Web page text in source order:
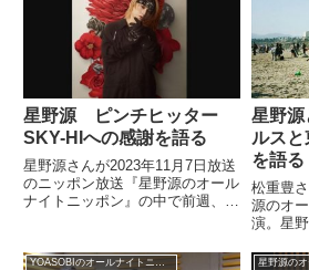
ポジショニングについて話してい
ました。
ANN で
ゲスト
星野源 ピンチヒッター
SKY-HIへの感謝を語る
星野源さんが2023年11月7日放送
のニッポン放送『星野源のオール
ナイトニッポン』の中で前週、体
ク。急遽、ピンチヒッターとして
星野
ルスと
を語る
松重豊
源のオ
演。星
楽への
YOASOBIのオールナイトニッポンX 星野源の